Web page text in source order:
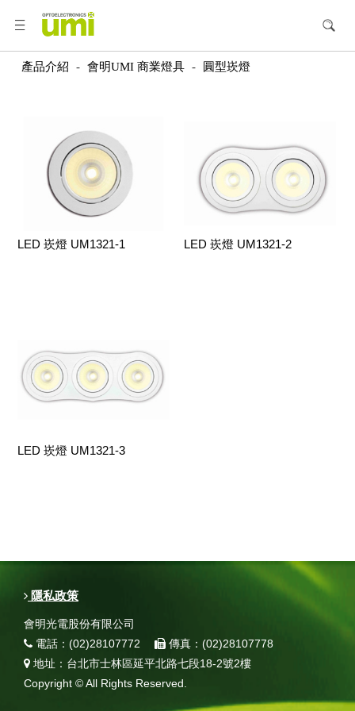
產品介紹 - 會明UMI 商業燈具 - 圓型崁燈
LED 崁燈 UM1321-1 LED 崁燈 UM1321-2
LED 崁燈 UM1321-3
隱私政策
會明光電股份有限公司
電話：(02)28107772
傳真：(02)28107778
地址：台北市士林區延平北路七段18-2號2樓
Copyright © All Rights Reserved.